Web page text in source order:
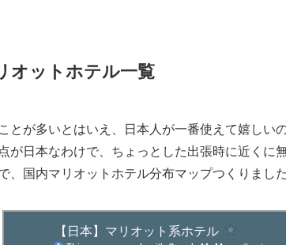
オットホテル一覧
とが多いとはいえ、日本人が一番使えて嬉しい
が日本なわけで、ちょっとした出張時に近くに
、国内マリオットホテル分布マップつくりました